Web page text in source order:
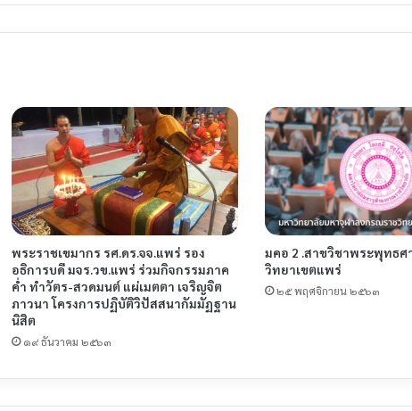
พระราชเขมากร รศ.ดร.จจ.แพร่ รอง
อธิการบดี มจร.วข.แพร่ ร่วมกิจกรรมภาค
ค่ำ ทำวัตร-สวดมนต์ แผ่เมตตา เจริญจิต
ภาวนา โครงการปฏิบัติวิปัสสนากัมมัฏฐาน
นิสิต
๑๙ ธันวาคม ๒๕๖๓
มคอ 2 .สาขวิชาพระพุทธศ
วิทยาเขตแพร่
๒๕ พฤศจิกายน ๒๕๖๓